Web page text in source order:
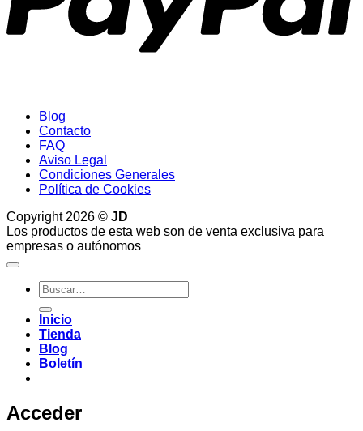
Blog
Contacto
FAQ
Aviso Legal
Condiciones Generales
Política de Cookies
Copyright 2026 © JD
Los productos de esta web son de venta exclusiva para
empresas o autónomos
Buscar
por:
Inicio
Tienda
Blog
Boletín
Acceder